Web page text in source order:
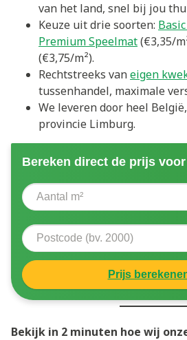
van het land, snel bij jou
Keuze uit drie soorten:
Premium Speelmat(€3,35/
(€3,75/m²).
Rechtstreeks vaneigen
tussenhandel, maximale
We leveren door heel
provincie Limburg.
Bereken direct de prijs
Prijs
Bekijk in 2 minuten hoe wij